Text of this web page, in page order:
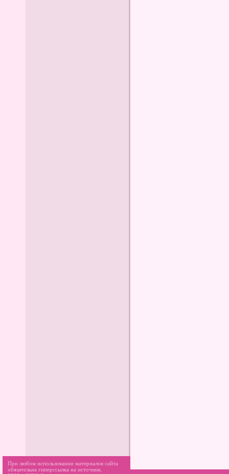
При любом использовании материалов сайта
обязательна гиперссылка на источник.